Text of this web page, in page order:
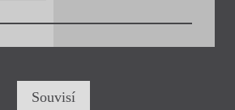
Souvisí